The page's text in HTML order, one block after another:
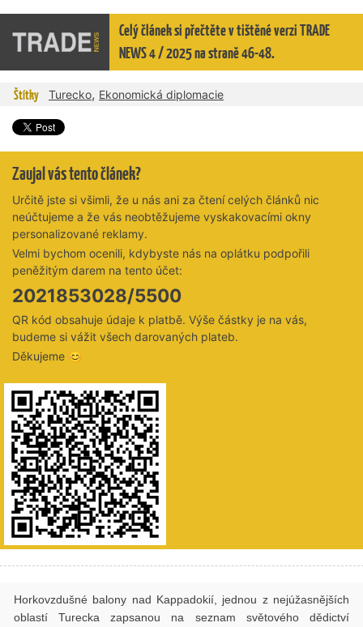
Celý článek si přečtěte v tištěné verzi TRADE
NEWS 4 / 2025 na straně 46-48.
Štítky Turecko, Ekonomická diplomacie
Zaujal vás tento článek?
Určitě jste si všimli, že u nás ani za čtení celých článků nic
neúčtujeme a že vás neobtěžujeme vyskakovacími okny
personalizované reklamy.
Velmi bychom ocenili, kdybyste nás na oplátku podpořili
peněžitým darem na tento účet:
2021853028/5500
QR kód obsahuje údaje k platbě. Výše částky je na vás,
budeme si vážit všech darovaných plateb.
Děkujeme 😊
Horkovzdušné balony nad Kappadokií, jednou z nejúžasnějších
oblastí Turecka zapsanou na seznam světového dědictví